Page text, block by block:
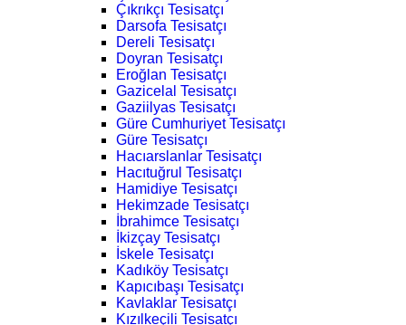
Çıkrıkçı Tesisatçı
Darsofa Tesisatçı
Dereli Tesisatçı
Doyran Tesisatçı
Eroğlan Tesisatçı
Gazicelal Tesisatçı
Gaziilyas Tesisatçı
Güre Cumhuriyet Tesisatçı
Güre Tesisatçı
Hacıarslanlar Tesisatçı
Hacıtuğrul Tesisatçı
Hamidiye Tesisatçı
Hekimzade Tesisatçı
İbrahimce Tesisatçı
İkizçay Tesisatçı
İskele Tesisatçı
Kadıköy Tesisatçı
Kapıcıbaşı Tesisatçı
Kavlaklar Tesisatçı
Kızılkeçili Tesisatçı